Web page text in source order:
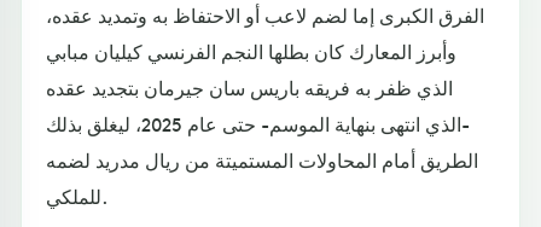
الفرق الكبرى إما لضم لاعب أو الاحتفاظ به وتمديد عقده،
وأبرز المعارك كان بطلها النجم الفرنسي كيليان مبابي
الذي ظفر به فريقه باريس سان جيرمان بتجديد عقده
-الذي انتهى بنهاية الموسم- حتى عام 2025، ليغلق بذلك
الطريق أمام المحاولات المستميتة من ريال مدريد لضمه
للملكي.